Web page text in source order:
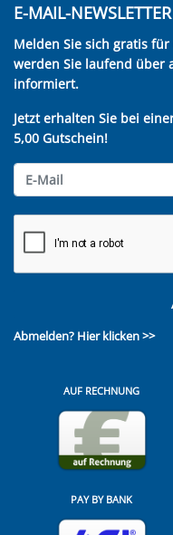
E-MAIL-NEWSLETTER
Melden Sie sich gratis für
werden Sie laufend über
informiert.
Jetzt erhalten Sie bei
5,00 Gutschein!
Abmelden? Hier klicken >>
AUF RECHNUNG
PAY BY BANK